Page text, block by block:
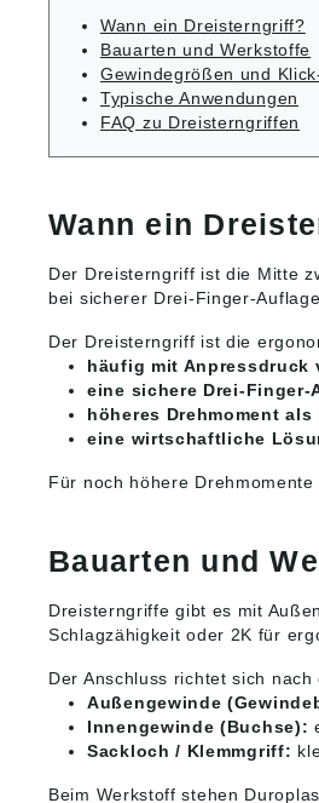
Wann ein Dreisterngriff?
Bauarten und Werkstoffe
Gewindegrößen und
Typische Anwendungen
FAQ zu Dreisterngriffen
Wann ein
Der Dreisterngriff ist die Mitte
bei sicherer Drei-Finger-
Der Dreisterngriff ist die
häufig mit Anpressdruck
eine sichere Drei-Finger-
höheres Drehmoment
eine wirtschaftliche
Für noch höhere
Bauarten und
Dreisterngriffe gibt es mit
Schlagzähigkeit oder 2K für
Der Anschluss richtet sich nach
Außengewinde
Innengewinde (Buchse):
Sackloch / Klemmgriff:
Beim Werkstoff stehen